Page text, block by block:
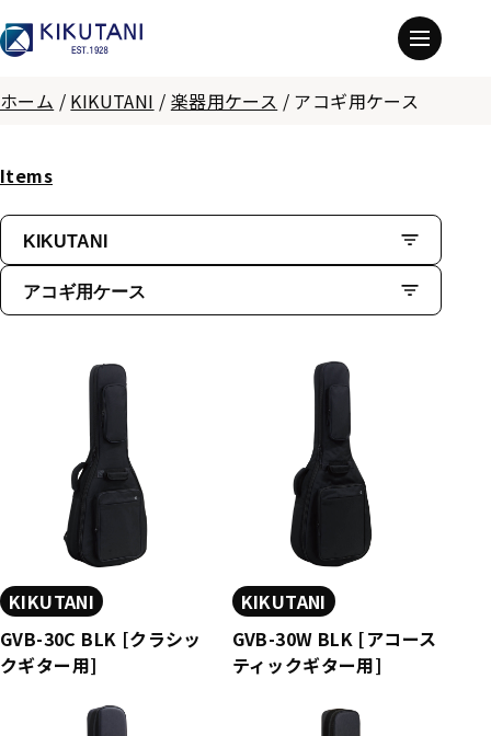
ホーム / KIKUTANI / 楽器用ケース / アコギ用ケース
Items
KIKUTANI
アコギ用ケース
KIKUTANI
GVB-30C BLK [クラシッ
クギター用]
KIKUTANI
GVB-30W BLK [アコース
ティックギター用]